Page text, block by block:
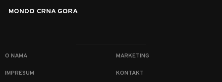
MONDO CRNA GORA
O NAMA MARKETING
IMPRESUM KONTAKT